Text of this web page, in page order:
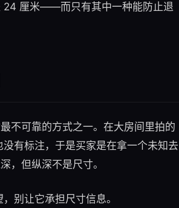
24 厘米——而只有其中一种能防止退
不可靠的方式之一。在大房间里拍的
有标注，于是买家是在拿一个未知去
，但纵深不是尺寸。
别让它承担尺寸信息。